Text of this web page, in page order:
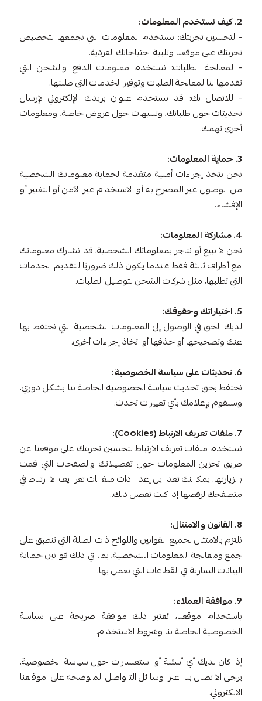
2. كيف نستخدم المعلومات:
- لتحسين تجربتك: نستخدم المعلومات التي نجمعها لتخصيص
تجربتك على موقعنا وتلبية احتياجاتك الفردية.
- لمعالجة الطلبات: نستخدم معلومات الدفع والشحن التي
تقدمها لنا لمعالجة الطلبات وتوفير الخدمات التي طلبتها.
- للاتصال بك: قد نستخدم عنوان بريدك الإلكتروني لإرسال
تحديثات حول طلباتك، وتنبيهات حول عروض خاصة، ومعلومات
أخرى تهمك.
3. حماية المعلومات:
نحن نتخذ إجراءات أمنية متقدمة لحماية معلوماتك الشخصية
من الوصول غير المصرح به أو الاستخدام غير الآمن أو التغيير أو
الإفشاء.
4. مشاركة المعلومات:
نحن لا نبيع أو نتاجر بمعلوماتك الشخصية، قد نشارك معلوماتك
مع أطراف ثالثة فقط عندما يكون ذلك ضروريًا لتقديم الخدمات
التي تطلبها، مثل شركات الشحن لتوصيل الطلبات.
5. اختياراتك وحقوقك:
لديك الحق في الوصول إلى المعلومات الشخصية التي نحتفظ بها
عنك وتصحيحها أو حذفها أو اتخاذ إجراءات أخرى.
6. تحديثات على سياسة الخصوصية:
نحتفظ بحق تحديث سياسة الخصوصية الخاصة بنا بشكل دوري،
وسنقوم بإعلامك بأي تغييرات تحدث.
7. ملفات تعريف الارتباط (Cookies):
نستخدم ملفات تعريف الارتباط لتحسين تجربتك على موقعنا عن
طريق تخزين المعلومات حول تفضيلاتك والصفحات التي قمت
بزيارتها. يمكنك تعديل إعدادات ملفات تعريف الارتباط في
متصفحك لرفضها إذا كنت تفضل ذلك..
8. القانون والامتثال:
نلتزم بالامتثال لجميع القوانين واللوائح ذات الصلة التي تنطبق على
جمع ومعالجة المعلومات الشخصية، بما في ذلك قوانين حماية
البيانات السارية في القطاعات التي نعمل بها.
9. موافقة العملاء:
باستخدام موقعنا، يُعتبر ذلك موافقة صريحة على سياسة
الخصوصية الخاصة بنا وشروط الاستخدام.
إذا كان لديك أي أسئلة أو استفسارات حول سياسة الخصوصية،
يرجى الاتصال بنا عبر وسائل التواصل الموضحه على موقعنا
الالكتروني.